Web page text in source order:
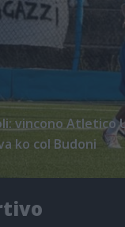
vincono Atletico
ko col Budoni